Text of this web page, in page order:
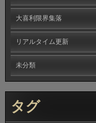
大喜利限界集落
リアルタイム更新
未分類
タグ